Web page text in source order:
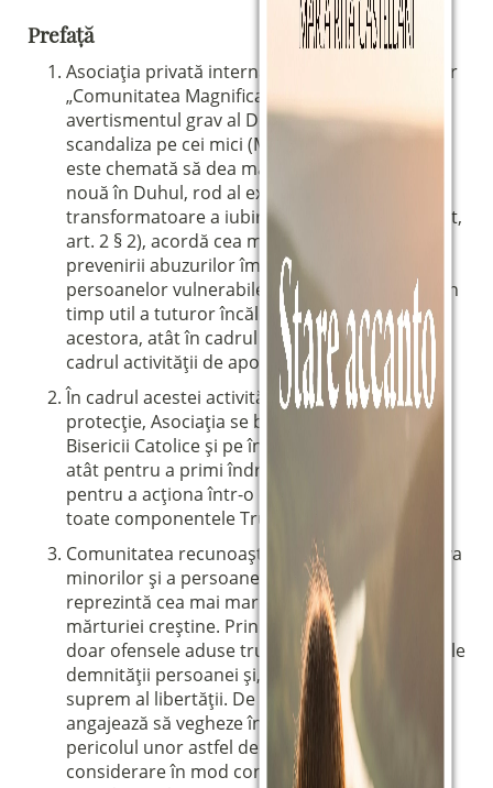
Prefață
Asociația privată internațională a credincioșilor
„Comunitatea Magnificat”, ținând seama de
avertismentul grav al Domnului de a nu-i
scandaliza pe cei mici (Mc 9,42), conștientă că
este chemată să dea mărturie despre „viața
nouă în Duhul, rod al experienței
transformatoare a iubirii lui Dumnezeu” (Statut,
art. 2 § 2), acordă cea mai mare atenție
prevenirii abuzurilor împotriva minorilor și a
persoanelor vulnerabile, precum și depistării în
timp util a tuturor încălcărilor demnității
acestora, atât în cadrul Comunității, cât și în
cadrul activității de apostolat.
În cadrul acestei activități de prevenire și
protecție, Asociația se bazează pe Magisteriul
Bisericii Catolice și pe îndrumarea păstorilor,
atât pentru a primi îndrumări și sprijin, cât și
pentru a acționa într-o comuniune eficientă cu
toate componentele Trupului lui Hristos.
Comunitatea recunoaște că abuzurile împotriva
minorilor și a persoanelor vulnerabile
reprezintă cea mai mare contradicție a
mărturiei creștine. Prin abuzuri nu se înțeleg
doar ofensele aduse trupului, ci toate încălcările
demnității persoanei și, în special, ale binelui
suprem al libertății. De aceea, toți membrii se
angajează să vegheze în permanență ca
pericolul unor astfel de abuzuri să fie luat în
considerare în mod constant și să nu fie